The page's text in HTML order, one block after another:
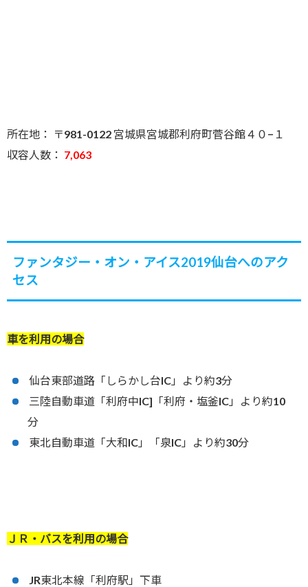
所在地： 〒981-0122 宮城県宮城郡利府町菅谷館４０−１
収容人数： 7,063
ファンタジー・オン・アイス2019仙台へのアク
セス
車を利用の場合
仙台東部道路「しらかし台IC」より約3分
三陸自動車道「利府中IC]「利府・塩釜IC」より約10
分
東北自動車道「大和IC」「泉IC」より約30分
ＪＲ・バスを利用の場合
JR東北本線「利府駅」下車